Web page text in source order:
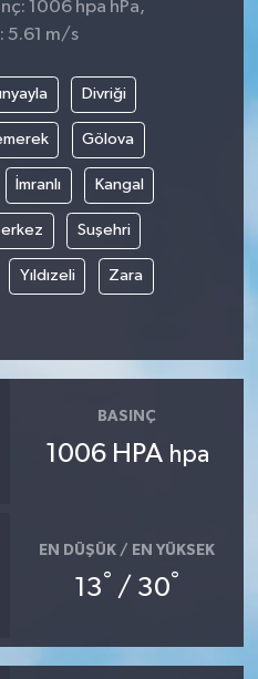
1006 hpa hPa,
5.61 m/s
Divriği
Gölova
İmranlı Kangal
Suşehri
Yıldızeli Zara
BASINÇ
1006 HPA hpa
EN DÜŞÜK / EN YÜKSEK
13° / 30°